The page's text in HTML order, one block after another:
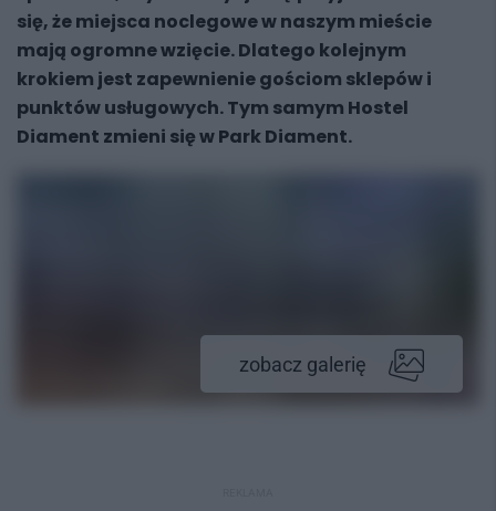
się, że miejsca noclegowe w naszym mieście
mają ogromne wzięcie. Dlatego kolejnym
krokiem jest zapewnienie gościom sklepów i
punktów usługowych. Tym samym Hostel
Diament zmieni się w Park Diament.
zobacz galerię